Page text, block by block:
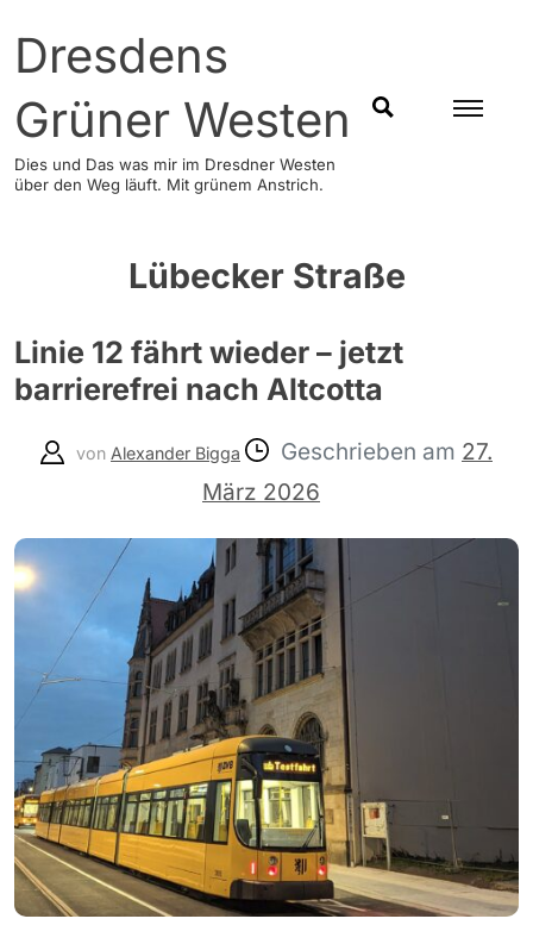
content
Dresdens
Grüner Westen
Dies und Das was mir im Dresdner Westen
über den Weg läuft. Mit grünem Anstrich.
SUCHEN
Lübecker Straße
Linie 12 fährt wieder – jetzt
barrierefrei nach Altcotta
von Alexander Bigga Geschrieben am 27.
März 2026